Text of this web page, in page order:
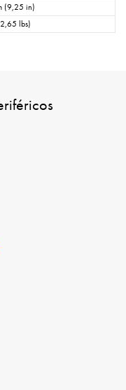
(9,25 in)
lbs)